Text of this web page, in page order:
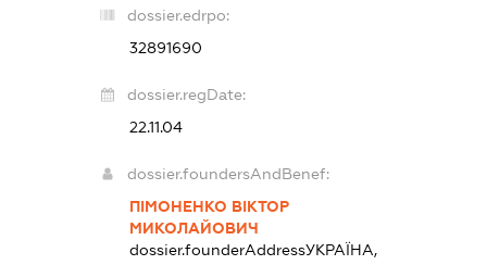
dossier.edrpo:
32891690
dossier.regDate:
22.11.04
dossier.foundersAndBenef:
ПІМОНЕНКО ВІКТОР
МИКОЛАЙОВИЧ
dossier.founderAddressУКРАЇНА,